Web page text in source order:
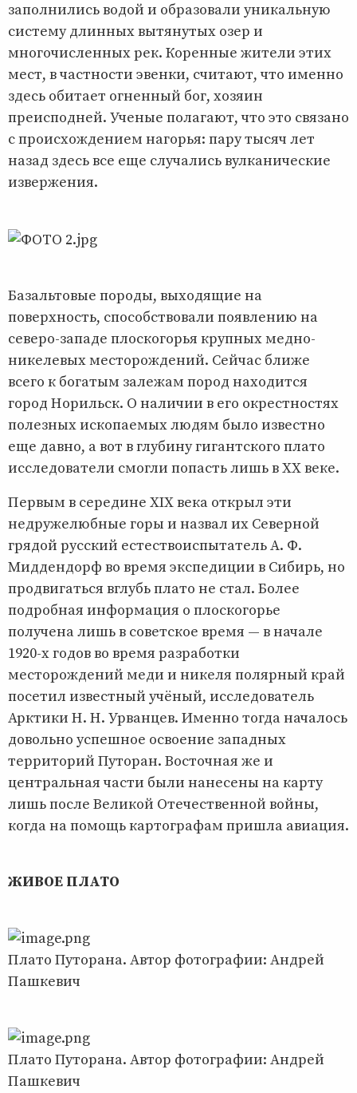
заполнились водой и образовали уникальную
систему длинных вытянутых озер и
многочисленных рек. Коренные жители этих
мест, в частности эвенки, считают, что именно
здесь обитает огненный бог, хозяин
преисподней. Ученые полагают, что это связано
с происхождением нагорья: пару тысяч лет
назад здесь все еще случались вулканические
извержения.
Базальтовые породы, выходящие на
поверхность, способствовали появлению на
северо-западе плоскогорья крупных медно-
никелевых месторождений. Сейчас ближе
всего к богатым залежам пород находится
город Норильск. О наличии в его окрестностях
полезных ископаемых людям было известно
еще давно, а вот в глубину гигантского плато
исследователи смогли попасть лишь в XX веке.
Первым в середине XIX века открыл эти
недружелюбные горы и назвал их Северной
грядой русский естествоиспытатель А. Ф.
Миддендорф во время экспедиции в Сибирь, но
продвигаться вглубь плато не стал. Более
подробная информация о плоскогорье
получена лишь в советское время — в начале
1920-х годов во время разработки
месторождений меди и никеля полярный край
посетил известный учёный, исследователь
Арктики Н. Н. Урванцев. Именно тогда началось
довольно успешное освоение западных
территорий Путоран. Восточная же и
центральная части были нанесены на карту
лишь после Великой Отечественной войны,
когда на помощь картографам пришла авиация.
ЖИВОЕ ПЛАТО
Плато Путорана. Автор фотографии: Андрей
Пашкевич
Плато Путорана. Автор фотографии: Андрей
Пашкевич